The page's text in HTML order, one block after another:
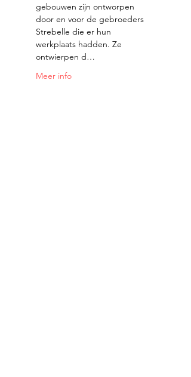
gebouwen zijn ontworpen
door en voor de gebroeders
Strebelle die er hun
werkplaats hadden. Ze
ontwierpen d…
Meer info